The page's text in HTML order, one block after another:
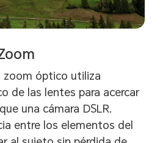
zoom óptico utiliza
de las lentes para acercar
una cámara DSLR.
entre los elementos del